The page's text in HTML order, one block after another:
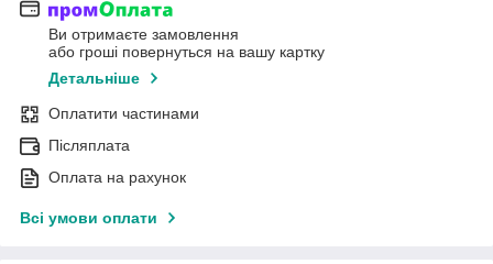
Ви отримаєте замовлення
або гроші повернуться на вашу картку
Детальніше
Оплатити частинами
Післяплата
Оплата на рахунок
Всі умови оплати